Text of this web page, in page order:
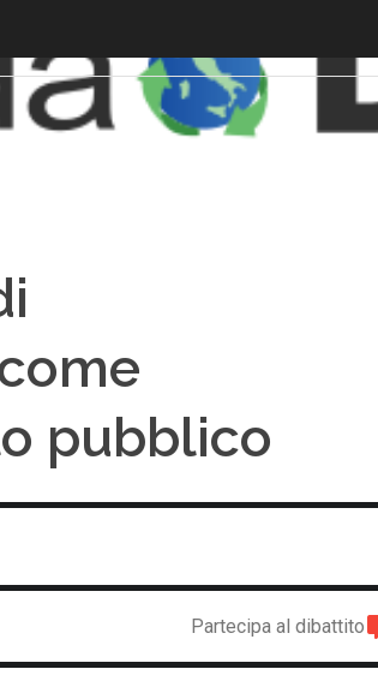
pubblico
Partecipa al dibattito